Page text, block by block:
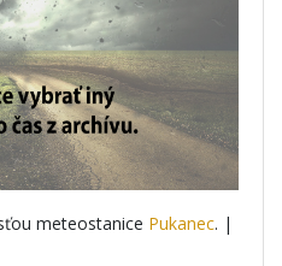
meteostanice Pukanec. |